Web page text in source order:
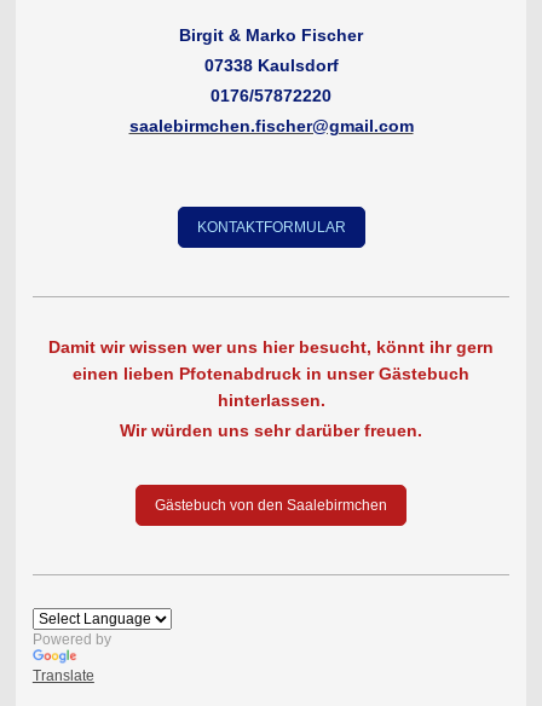
Birgit & Marko Fischer
07338 Kaulsdorf
0176/57872220
saalebirmchen.fischer@gmail.com
KONTAKTFORMULAR
Damit wir wissen wer uns hier besucht, könnt ihr gern
einen lieben Pfotenabdruck in unser Gästebuch
hinterlassen.
Wir würden uns sehr darüber freuen.
Gästebuch von den Saalebirmchen
Powered by
Translate